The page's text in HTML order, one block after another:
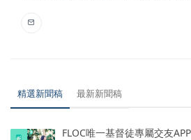
精選新聞稿 最新新聞稿
FLOC唯一基督徒專屬交友